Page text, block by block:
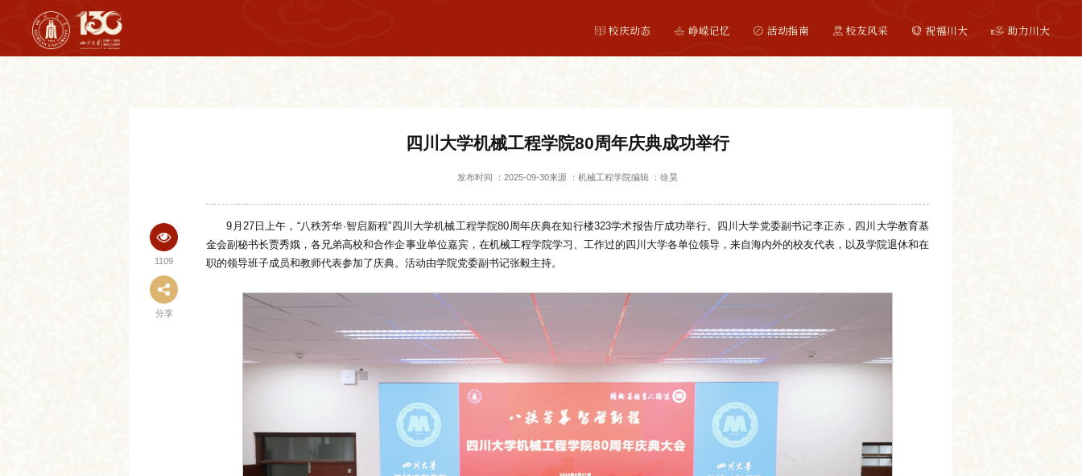
校庆动态 峥嵘记忆 活动指南 校友风采 祝福川大 助力川大
1109
分享
四川大学机械工程学院80周年庆典成功举行
发布时间 ：2025-09-30来源 ：机械工程学院编辑 ：徐昊
9月27日上午，“八秩芳华·智启新程”四川大学机械工程学院80周年庆典在知行楼323学术报告厅成功举行。四川大学党委副书记李正赤，四川大学教育基
金会副秘书长贾秀娥，各兄弟高校和合作企事业单位嘉宾，在机械工程学院学习、工作过的四川大学各单位领导，来自海内外的校友代表，以及学院退休和在
职的领导班子成员和教师代表参加了庆典。活动由学院党委副书记张毅主持。